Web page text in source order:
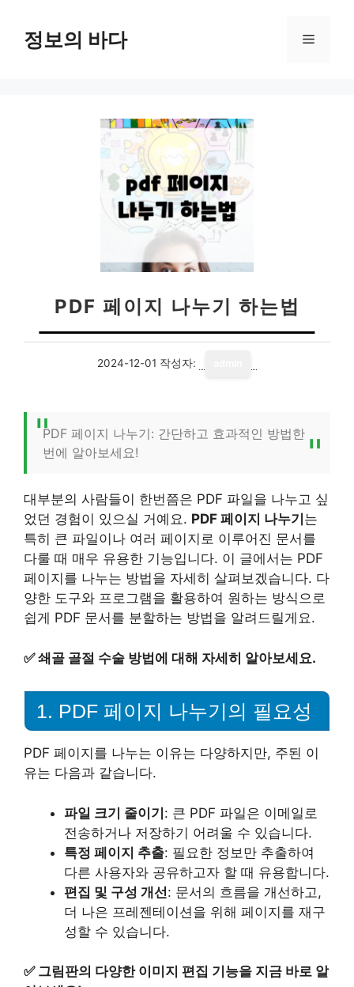
정보의 바다 메
PDF 페이지 나누기 하는법
2024-12-01 작성자:
PDF 페이지 나누기: 간단하고 효과적인 방법한
번에 알아보세요!
대부분의 사람들이 한번쯤은 PDF 파일을 나누고 싶
었던 경험이 있으실 거예요. PDF 페이지 나누기 는
특히 큰 파일이나 여러 페이지로 이루어진 문서를
다룰 때 매우 유용한 기능입니다. 이 글에서는 PDF
페이지를 나누는 방법을 자세히 살펴보겠습니다. 다
양한 도구와 프로그램을 활용하여 원하는 방식으로
쉽게 PDF 문서를 분할하는 방법을 알려드릴게요.
✅쇄골 골절 수술 방법에 대해 자세히 알아보세요.
1. PDF 페이지 나누기의 필요성
PDF 페이지를 나누는 이유는 다양하지만, 주된 이
유는 다음과 같습니다.
파일 크기 줄이기: 큰 PDF 파일은 이메일로
전송하거나 저장하기 어려울 수 있습니다.
특정 페이지 추출: 필요한 정보만 추출하여
다른 사용자와 공유하고자 할 때 유용합니다.
편집 및 구성 개선: 문서의 흐름을 개선하고,
더 나은 프레젠테이션을 위해 페이지를 재구
성할 수 있습니다.
✅ 그림판의 다양한 이미지 편집 기능을 지금 바로 알